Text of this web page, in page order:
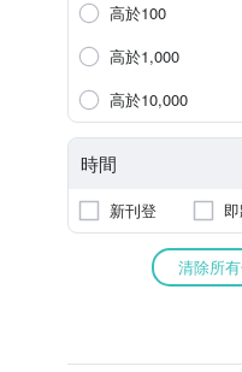
高於100
高於1,000
高於10,000
時間
新刊登
清除所